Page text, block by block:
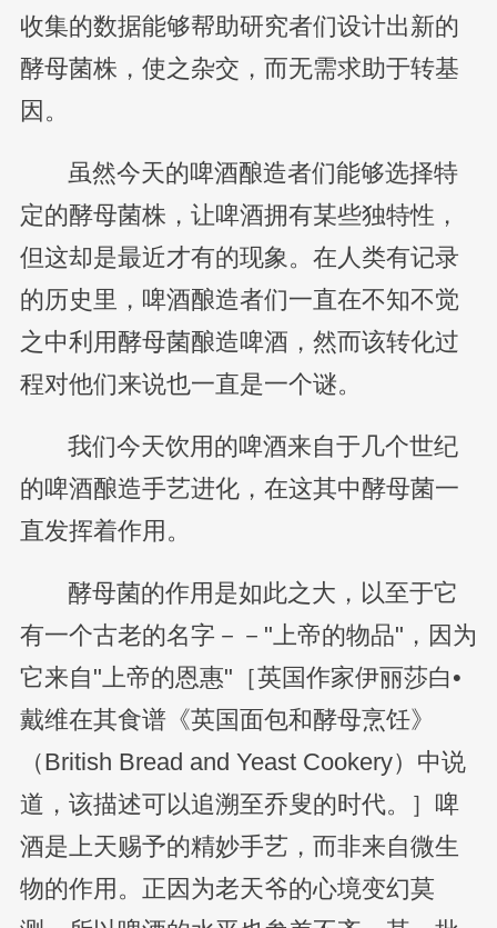
收集的数据能够帮助研究者们设计出新的
酵母菌株，使之杂交，而无需求助于转基
因。
虽然今天的啤酒酿造者们能够选择特
定的酵母菌株，让啤酒拥有某些独特性，
但这却是最近才有的现象。在人类有记录
的历史里，啤酒酿造者们一直在不知不觉
之中利用酵母菌酿造啤酒，然而该转化过
程对他们来说也一直是一个谜。
我们今天饮用的啤酒来自于几个世纪
的啤酒酿造手艺进化，在这其中酵母菌一
直发挥着作用。
酵母菌的作用是如此之大，以至于它
有一个古老的名字－－"上帝的物品"，因为
它来自"上帝的恩惠"［英国作家伊丽莎白•
戴维在其食谱《英国面包和酵母烹饪》
（British Bread and Yeast Cookery）中说
道，该描述可以追溯至乔叟的时代。］啤
酒是上天赐予的精妙手艺，而非来自微生
物的作用。正因为老天爷的心境变幻莫